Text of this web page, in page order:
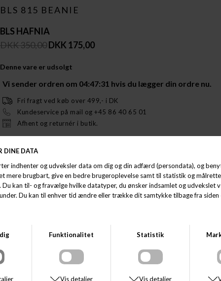
BLS 815 BEANIE
BLS HAFNIA
DKK 350,00DKK 175,00
Denne vare er udsolgt
Vi sender ordren om 04:47:31 hvis du lægger din ordre nu.
Fri fragt ved køb over 499,- i DK
Kundeservice på mail og +45 86 40 65 01
Afhent og returnér i butik.
BESKRIVELSE
Hafnia Beanie– en tidløs klassiker til kolde dage. Den er strikket i en
specialblanding af merinould og akryl, som giver både varme og blød
komfort. Beanie’en er designet med det håndskrevne BLS-logo foran og
en forbedret pasform, der sikrer både stil og komfort hele sæsonen.
DU VIL MÅSKE OGSÅ KUNNE LIDE DISSE STYLES